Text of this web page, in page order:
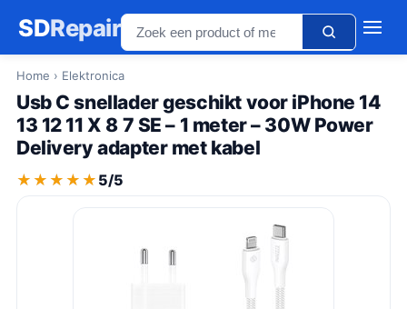
SDRepair
Home › Elektronica
Usb C snellader geschikt voor iPhone 14
13 12 11 X 8 7 SE – 1 meter – 30W Power
Delivery adapter met kabel
★★★★★
★★★★★ 5/5